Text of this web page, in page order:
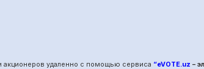
акционеров удаленно с помощью сервиса “eVOTE.uz –